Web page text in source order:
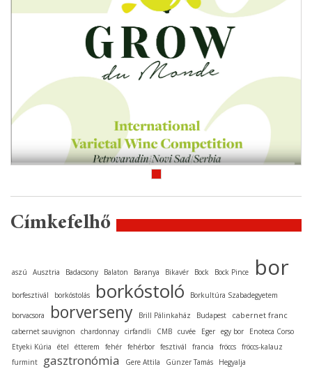
Címkefelhő
aszú Ausztria Badacsony Balaton Baranya Bikavér Bock Bock Pince bor
borfesztivál borkóstolás borkóstoló Borkultúra Szabadegyetem
borvacsora borverseny Brill Pálinkaház Budapest cabernet franc
cabernet sauvignon chardonnay cirfandli CMB cuvée Eger egy bor
Enoteca Corso
Etyeki Kúria
étel étterem fehér fehérbor fesztivál francia fröccs fröccs-kalauz
furmint
gasztronómia Gere Attila Günzer Tamás
Hegyalja